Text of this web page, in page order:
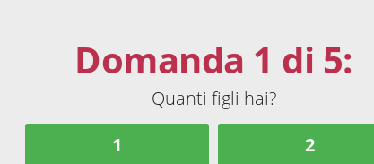
Domanda 1 di 5:
Quanti figli hai?
1
2